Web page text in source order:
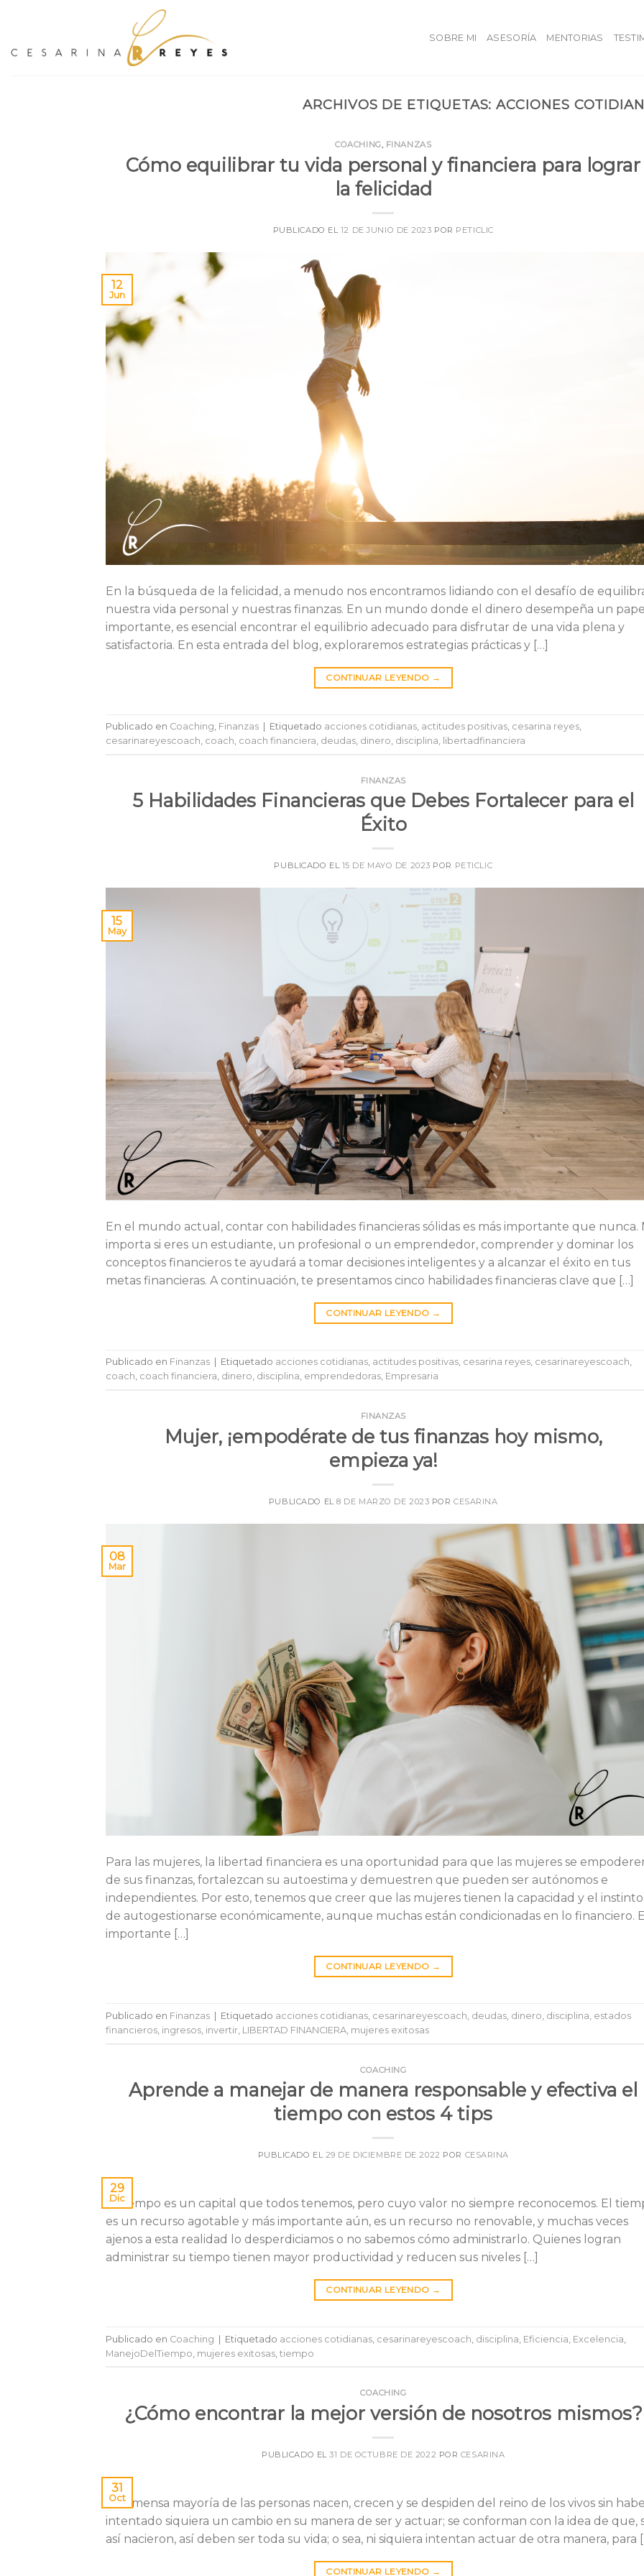
SOBRE MI ASESORÍA MENTORIAS
ARCHIVOS DE ETIQUETAS:ACCIONES
COACHING, FINANZAS
Cómo equilibrar tu vida personal y financiera para lograr
la felicidad
PUBLICADO EL 12 DE JUNIO DE 2023 POR PETICLIC
12
Jun
En la búsqueda de la felicidad, a menudo nos encontramos lidiando con el desafío de
nuestra vida personal y nuestras finanzas. En un mundo donde el dinero desempeña un
importante, es esencial encontrar el equilibrio adecuado para disfrutar de una vida plena y
satisfactoria. En esta entrada del blog, exploraremos estrategias prácticas y […]
CONTINUAR LEYENDO →
Publicado en Coaching Finanzas Etiquetado acciones cotidianas actitudes positivas cesarina reyes
cesarinareyescoach coach coach financiera deudas dinero disciplina libertadfinanciera
FINANZAS
5 Habilidades Financieras que Debes Fortalecer para el
Éxito
PUBLICADO EL 15 DE MAYO DE 2023 POR PETICLIC
15
May
En el mundo actual, contar con habilidades financieras sólidas es más importante que nunca.
importa si eres un estudiante, un profesional o un emprendedor, comprender y dominar los
conceptos financieros te ayudará a tomar decisiones inteligentes y a alcanzar el éxito en tus
metas financieras. A continuación, te presentamos cinco habilidades financieras clave que […]
CONTINUAR LEYENDO →
Publicado en Finanzas Etiquetado acciones cotidianas, actitudes positivas, cesarina reyes, cesarinareyescoach,
coach, coach financiera, dinero, disciplina, emprendedoras, Empresaria
FINANZAS
Mujer, ¡empodérate de tus finanzas hoy mismo,
empieza ya!
PUBLICADO EL8 DE MARZO DE 2023 PORCESARINA
08
Mar
Para las mujeres, la libertad financiera es una oportunidad para que las mujeres se
de sus finanzas, fortalezcan su autoestima y demuestren que pueden ser autónomos e
independientes. Por esto, tenemos que creer que las mujeres tienen la capacidad y el instinto
de autogestionarse económicamente, aunque muchas están condicionadas en lo financiero.
importante […]
CONTINUAR LEYENDO →
Publicado en Finanzas Etiquetado acciones cotidianas cesarinareyescoach deudas dinero disciplina estados
financieros ingresos invertir LIBERTAD FINANCIERA mujeres exitosas
COACHING
Aprende a manejar de manera responsable y efectiva el
tiempo con estos 4 tips
PUBLICADO EL 29 DE DICIEMBRE DE 2022 POR CESARINA
29
Dic
El tiempo es un capital que todos tenemos, pero cuyo valor no siempre reconocemos. El
es un recurso agotable y más importante aún, es un recurso no renovable, y muchas veces
ajenos a esta realidad lo desperdiciamos o no sabemos cómo administrarlo. Quienes logran
administrar su tiempo tienen mayor productividad y reducen sus niveles […]
CONTINUAR LEYENDO →
Publicado en Coaching | Etiquetado acciones cotidianas cesarinareyescoach disciplina Eficiencia Excelencia
ManejoDelTiempo mujeres exitosas tiempo
COACHING
¿Cómo encontrar la mejor versión de nosotros mismos?
PUBLICADO EL31 DE OCTUBRE DE 2022 POR CESARINA
31
Oct
La inmensa mayoría de las personas nacen, crecen y se despiden del reino de los vivos sin
intentado siquiera un cambio en su manera de ser y actuar; se conforman con la idea de que,
así nacieron, así deben ser toda su vida; o sea, ni siquiera intentan actuar de otra manera, para
CONTINUAR LEYENDO →